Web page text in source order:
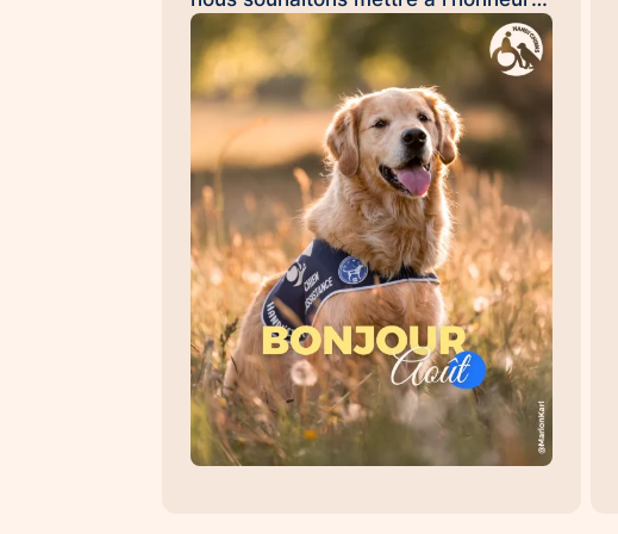
Émilie et Ron, son chien d'assistance
à la réussite scolaire HANDI'CHIENS
💛 Au quotidien, Ron accompagne
Émilie dans son collège et l'aide à
évoluer dans un environnement
scolaire avec davantage de sérénité,
de confiance et d'apaisement. Sa
présence favorise les
apprentissages, renforce le
sentiment de sécurité et contribue à
créer un climat propice à la réussite.
Les chiens d'assistance à la réussite
scolaire permettent : 🐾 d'apaiser les
situations de stress et d'anxiété 🐾
de favoriser la concentration et les
apprentissages 🐾 de renforcer la